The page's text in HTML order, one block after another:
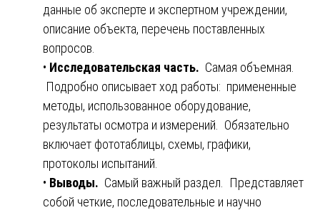
данные об эксперте и экспертном учреждении,
описание объекта, перечень поставленных
вопросов.
• Исследовательская часть. Самая объемная.
Подробно описывает ход работы: примененные
методы, использованное оборудование,
результаты осмотра и измерений. Обязательно
включает фототаблицы, схемы, графики,
протоколы испытаний.
• Выводы. Самый важный раздел. Представляет
собой четкие, последовательные и научно